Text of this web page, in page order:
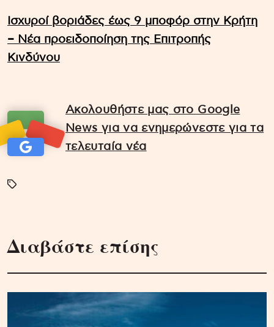
Ισχυροί βοριάδες έως 9 μποφόρ στην Κρήτη
– Νέα προειδοποίηση της Επιτροπής
Κινδύνου
Ακολουθήστε μας στο Google
News για να ενημερώνεστε για τα
τελευταία νέα
Διαβάστε επίσης